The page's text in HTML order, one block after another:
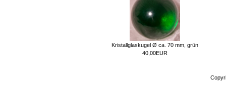
Kristallglaskugel Ø ca. 70 mm, grün
40,00EUR